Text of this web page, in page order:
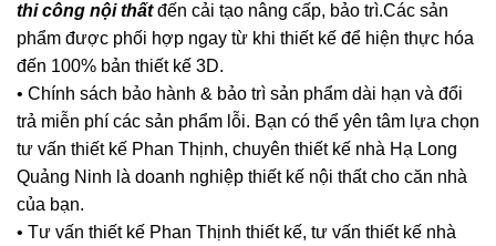
thi công nội thấtđến cải tạo nâng cấp, bảo trì.Các sản
phẩm được phối hợp ngay từ khi thiết kế để hiện thực hóa
đến 100% bản thiết kế 3D.
• Chính sách bảo hành & bảo trì sản phẩm dài hạn và đổi
trả miễn phí các sản phẩm lỗi. Bạn có thể yên tâm lựa chọn
tư vấn thiết kế Phan Thịnh, chuyên thiết kế nhà Hạ Long
Quảng Ninh là doanh nghiệp thiết kế nội thất cho căn nhà
của bạn.
• Tư vấn thiết kế Phan Thịnh thiết kế, tư vấn thiết kế nhà